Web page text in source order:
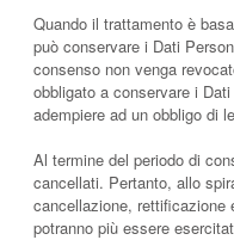
Quando il trattamento è
può conservare i Dati
consenso non venga
obbligato a conservare i
adempiere ad un obbligo di
Al termine del periodo di
cancellati. Pertanto, allo
cancellazione, rettificazione
potranno più essere